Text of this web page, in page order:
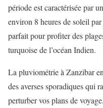
période est caractérisée par
environ 8 heures de soleil
parfait pour profiter des
turquoise de l’océan Indien.
La pluviométrie à Zanzibar
des averses sporadiques qui
perturber vos plans de